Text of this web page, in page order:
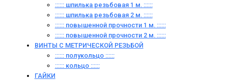
:::::: шпилька резьбовая 1 м. ::::::
:::::: шпилька резьбовая 2 м. ::::::
:::::: повышенной прочности 1 м. ::::::
:::::: повышенной прочности 2 м. ::::::
ВИНТЫ C МЕТРИЧЕСКОЙ РЕЗЬБОЙ
:::::: полукольцо ::::::
:::::: кольцо ::::::
ГАЙКИ